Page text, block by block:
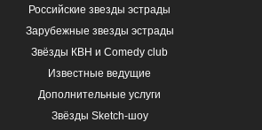
Российские звезды эстрады
Зарубежные звезды эстрады
Звёзды КВН и Comedy club
Известные ведущие
Дополнительные услуги
Звёзды Sketch-шоу